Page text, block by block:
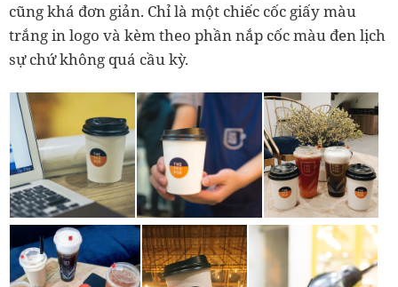
cũng khá đơn giản. Chỉ là một chiếc cốc giấy màu
trắng in logo và kèm theo phần nắp cốc màu đen lịch
sự chứ không quá cầu kỳ.